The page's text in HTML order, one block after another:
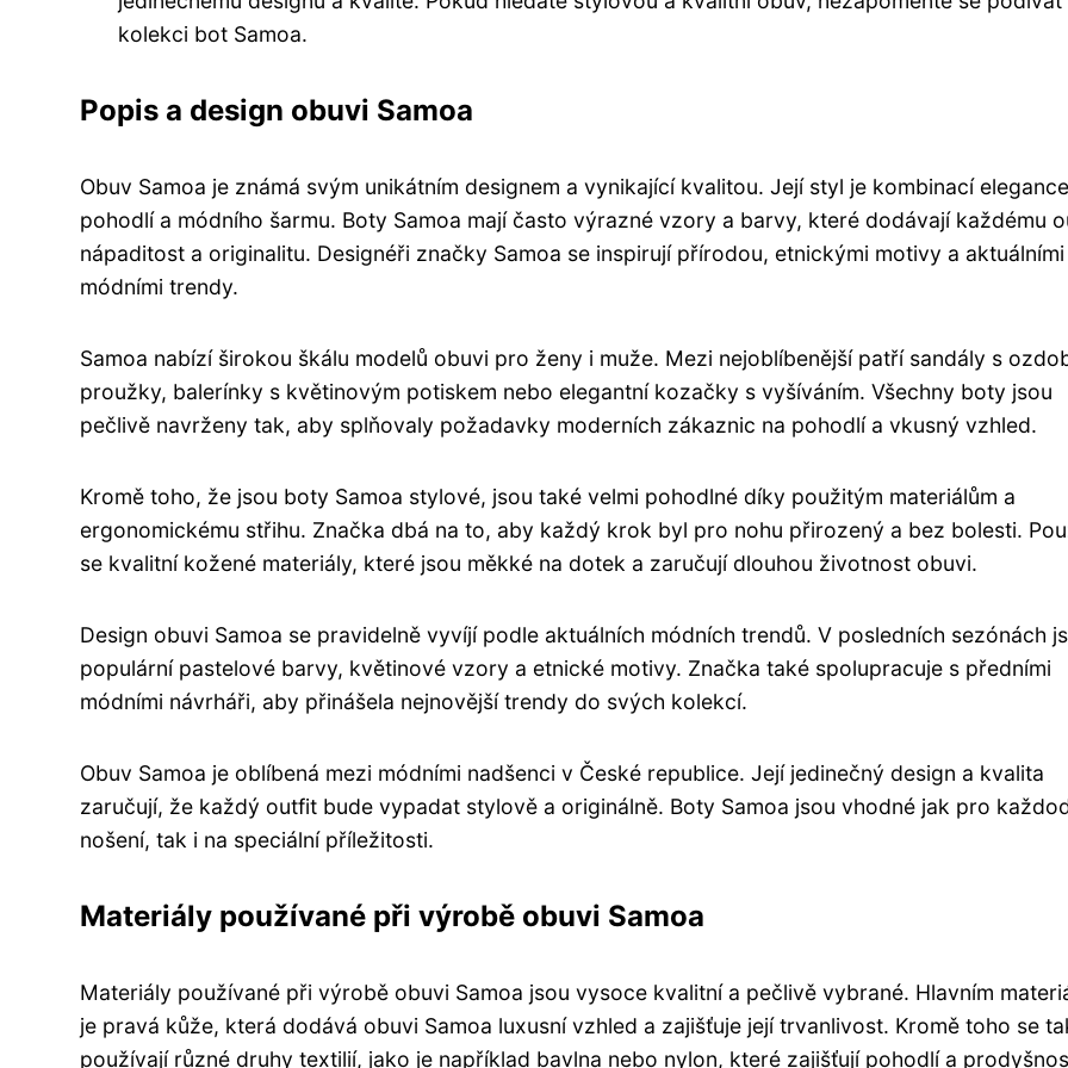
kolekci bot Samoa.
Popis a design obuvi Samoa
Obuv Samoa je známá svým unikátním designem a vynikající kvalitou. Její styl je kombinací
pohodlí a módního šarmu. Boty Samoa mají často výrazné vzory a barvy, které dodávají každému
nápaditost a originalitu. Designéři značky Samoa se inspirují přírodou, etnickými motivy a aktuálními
módními trendy.
Samoa nabízí širokou škálu modelů obuvi pro ženy i muže. Mezi nejoblíbenější patří sandály s
proužky, balerínky s květinovým potiskem nebo elegantní kozačky s vyšíváním. Všechny boty jsou
pečlivě navrženy tak, aby splňovaly požadavky moderních zákaznic na pohodlí a vkusný vzhled.
Kromě toho, že jsou boty Samoa stylové, jsou také velmi pohodlné díky použitým materiálům a
ergonomickému střihu. Značka dbá na to, aby každý krok byl pro nohu přirozený a bez bolesti.
se kvalitní kožené materiály, které jsou měkké na dotek a zaručují dlouhou životnost obuvi.
Design obuvi Samoa se pravidelně vyvíjí podle aktuálních módních trendů. V posledních sezónách
populární pastelové barvy, květinové vzory a etnické motivy. Značka také spolupracuje s předními
módními návrháři, aby přinášela nejnovější trendy do svých kolekcí.
Obuv Samoa je oblíbená mezi módními nadšenci v České republice. Její jedinečný design a kvalita
zaručují, že každý outfit bude vypadat stylově a originálně. Boty Samoa jsou vhodné jak pro
nošení, tak i na speciální příležitosti.
Materiály používané při výrobě obuvi Samoa
Materiály používané při výrobě obuvi Samoa jsou vysoce kvalitní a pečlivě vybrané. Hlavním
je pravá kůže, která dodává obuvi Samoa luxusní vzhled a zajišťuje její trvanlivost. Kromě toho se
používají různé druhy textilií, jako je například bavlna nebo nylon, které zajišťují pohodlí a